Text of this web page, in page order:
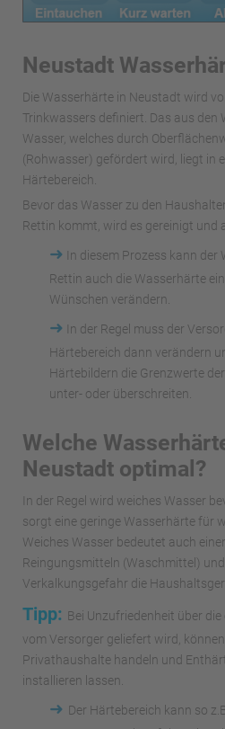
Neustadt
Die Wasserhärte in Neustadt wird
Trinkwassers definiert. Das aus den
Wasser, welches durch
(Rohwasser) gefördert wird, liegt in
Härtebereich.
Bevor das Wasser zu den
Rettin kommt, wird es gereinigt und
➜
In diesem Prozess kann
Rettin auch die Wasserhärte
Wünschen verändern.
➜
In der Regel muss der
Härtebereich dann verändern
Härtebildern die Grenzwerte
unter- oder überschreiten.
Welche
Neustadt optimal?
In der Regel wird weiches Wasser
sorgt eine geringe Wasserhärte für
Weiches Wasser bedeutet auch
Reingungsmitteln (Waschmittel)
Verkalkungsgefahr die
Tipp: Bei Unzufriedenheit über
vom Versorger geliefert wird,
Privathaushalte handeln und
installieren lassen.
➜ Der Härtebereich kann so